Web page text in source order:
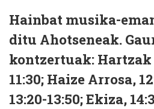
Hainbat musika-
ditu Ahotseneak.
kontzertuak: Hartzak
11:30; Haize Arrosa,
13:20-13:50; Ekiza,